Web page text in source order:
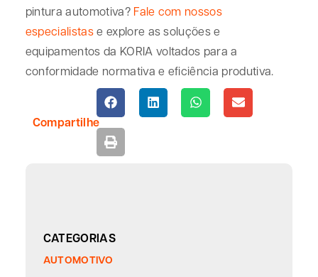
pintura automotiva?Fale com nossos
especialistase explore as soluções e
equipamentos da KORIA voltados para a
conformidade normativa e eficiência produtiva.
Compartilhe
CATEGORIAS
AUTOMOTIVO